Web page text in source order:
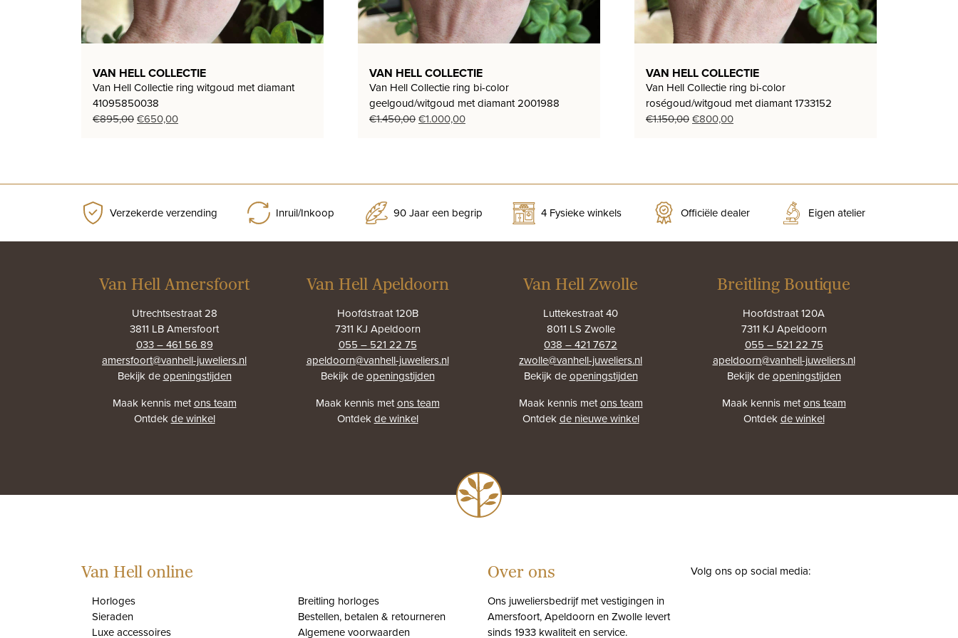
VAN HELL COLLECTIE
Van Hell Collectie ring witgoud met diamant
41095850038
€895,00Oorspronkelijke
€650,00Huidige
VAN HELL COLLECTIE
Van Hell Collectie ring bi-color
geelgoud/witgoud met diamant 2001988
€1.450,00Oorspronkelijke
€1.000,00Huidige
VAN HELL COLLECTIE
Van Hell Collectie ring bi-color
roségoud/witgoud met diamant 1733152
€1.150,00Oorspronkelijke
€800,00Huidige
Verzekerde verzending Inruil/Inkoop 90 Jaar een begrip 4 Fysieke winkels Officiële dealer Eigen atelier
Van Hell Amersfoort
Utrechtsestraat 28
3811 LB Amersfoort
033 – 461 56 89
amersfoort@vanhell-juweliers.nl
Bekijk deopeningstijden
Maak kennis metons team
Ontdekde winkel
Van Hell Apeldoorn
Hoofdstraat 120B
7311 KJ Apeldoorn
055 – 521 22 75
apeldoorn@vanhell-juweliers.nl
Bekijk deopeningstijden
Maak kennis metons team
Ontdekde winkel
Van Hell Zwolle
Luttekestraat 40
8011 LS Zwolle
038 – 421 7672
zwolle@vanhell-juweliers.nl
Bekijk deopeningstijden
Maak kennis metons team
Ontdekde nieuwe winkel
Breitling Boutique
Hoofdstraat 120A
7311 KJ Apeldoorn
055 – 521 22 75
apeldoorn@vanhell-juweliers.nl
Bekijk deopeningstijden
Maak kennis metons team
Ontdekde winkel
Van Hell online
Horloges
Sieraden
Luxe accessoires
Breitling horloges
Bestellen, betalen & retourneren
Algemene voorwaarden
Over ons
Ons juweliersbedrijf met vestigingen in
Amersfoort, Apeldoorn en Zwolle levert
sinds 1933 kwaliteit en service.
Volg ons op social media: